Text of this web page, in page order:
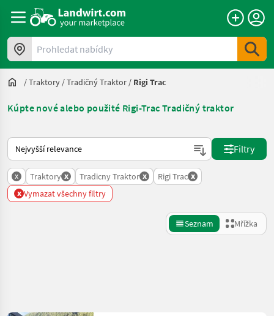
Prohledat nabídky
/Traktory /Tradičný Traktor / Rigi Trac
Kúpte nové alebo použité Rigi-Trac Tradičný traktor
Takto se řadí nabídky na Landwirt.com
Filtry
x Traktory x Tradicny Traktor x Rigi Trac x
x Vymazat všechny filtry
Seznam Mřížka